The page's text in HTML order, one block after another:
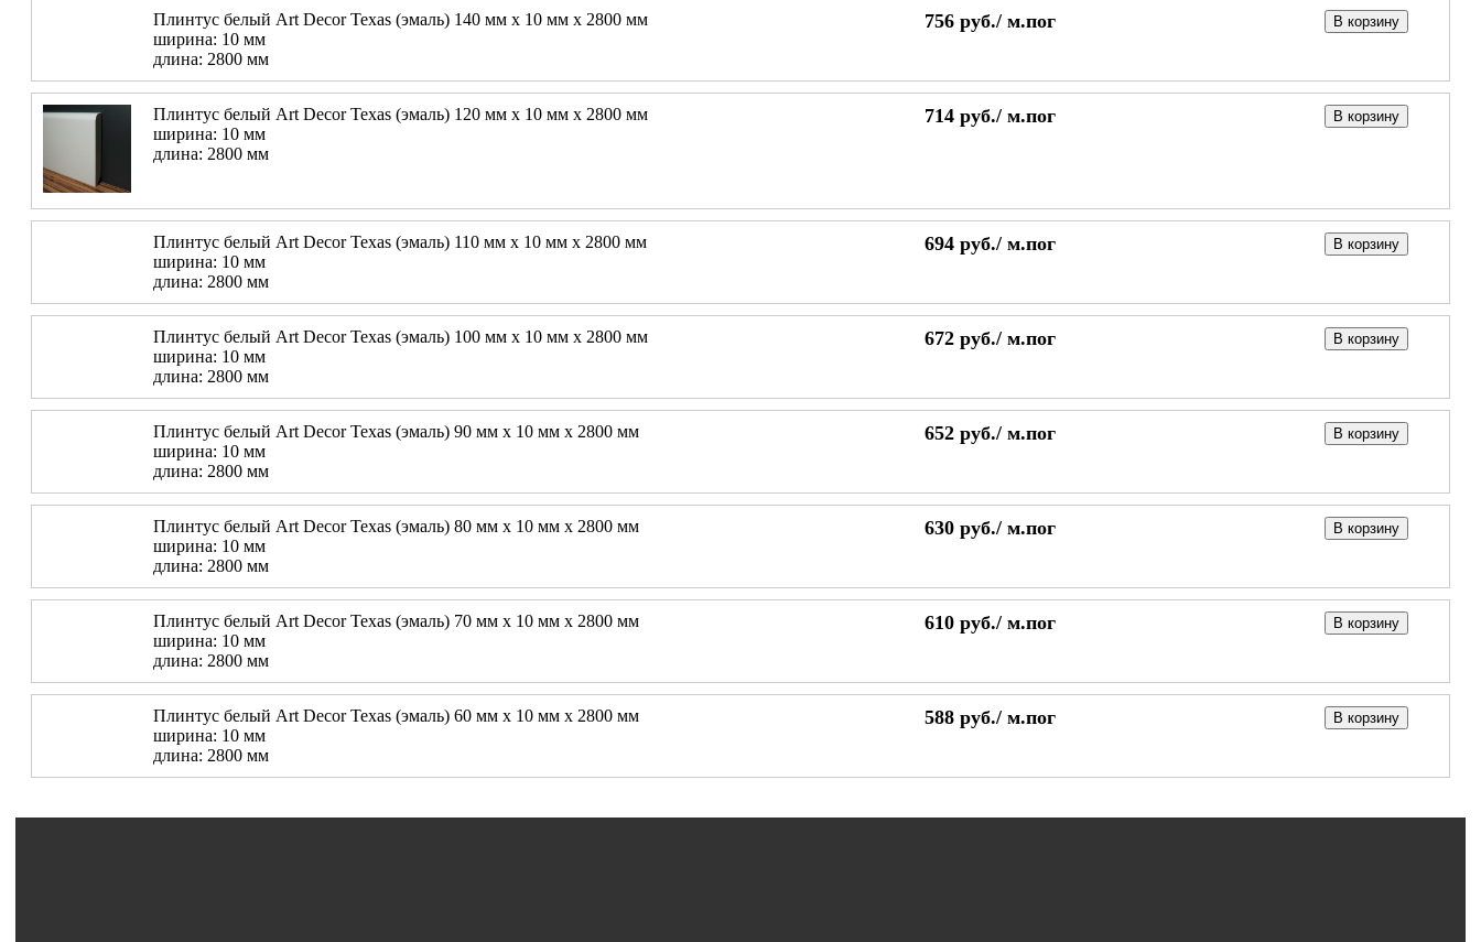
Плинтус белый Art Decor Texas (эмаль) 140 мм х 10 мм х 2800 мм
ширина: 10 мм
длина: 2800 мм
756 руб./ м.пог В корзину
Плинтус белый Art Decor Texas (эмаль) 120 мм х 10 мм х 2800 мм
ширина: 10 мм
длина: 2800 мм
714 руб./ м.пог В корзину
Плинтус белый Art Decor Texas (эмаль) 110 мм х 10 мм х 2800 мм
ширина: 10 мм
длина: 2800 мм
694 руб./ м.пог В корзину
Плинтус белый Art Decor Texas (эмаль) 100 мм х 10 мм х 2800 мм
ширина: 10 мм
длина: 2800 мм
672 руб./ м.пог В корзину
Плинтус белый Art Decor Texas (эмаль) 90 мм х 10 мм х 2800 мм
ширина: 10 мм
длина: 2800 мм
652 руб./ м.пог В корзину
Плинтус белый Art Decor Texas (эмаль) 80 мм х 10 мм х 2800 мм
ширина: 10 мм
длина: 2800 мм
630 руб./ м.пог В корзину
Плинтус белый Art Decor Texas (эмаль) 70 мм х 10 мм х 2800 мм
ширина: 10 мм
длина: 2800 мм
610 руб./ м.пог В корзину
Плинтус белый Art Decor Texas (эмаль) 60 мм х 10 мм х 2800 мм
ширина: 10 мм
длина: 2800 мм
588 руб./ м.пог В корзину